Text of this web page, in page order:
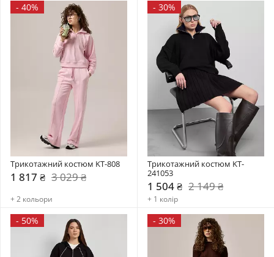
- 40%
Трикотажний костюм KT-808
1 817 ₴ 3 029 ₴
+ 2 кольори
- 30%
Трикотажний костюм KT-
241053
1 504 ₴ 2 149 ₴
+ 1 колір
- 50% - 30%